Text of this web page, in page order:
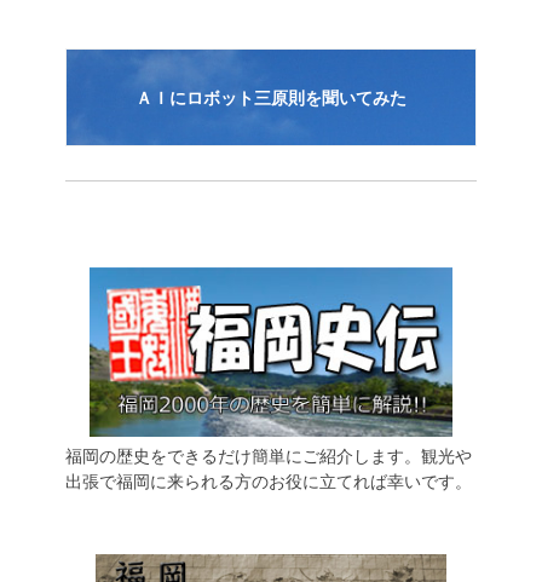
ＡＩにロボット三原則を聞いてみた
福岡の歴史をできるだけ簡単にご紹介します。観光や
出張で福岡に来られる方のお役に立てれば幸いです。